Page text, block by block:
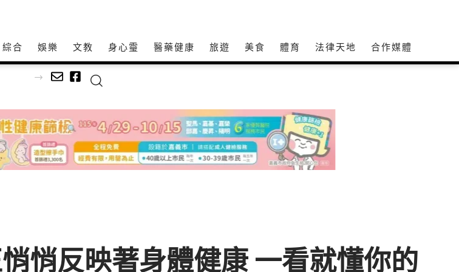
綜合 娛樂 文教 身心𩆜 醫藥健康 旅遊 美食 體育 法律天地 合作媒體
悄反映著身體健康 一看就懂你的